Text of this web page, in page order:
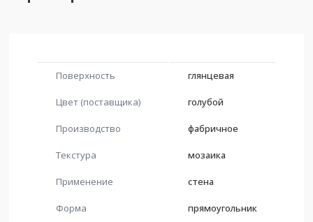
Поверхность глянцевая
Цвет (поставщика) голубой
Производство фабричное
Текстура мозаика
Применение стена
Форма прямоугольник